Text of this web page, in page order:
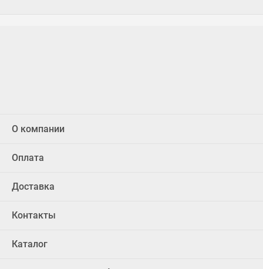
О компании
Оплата
Доставка
Контакты
Каталог